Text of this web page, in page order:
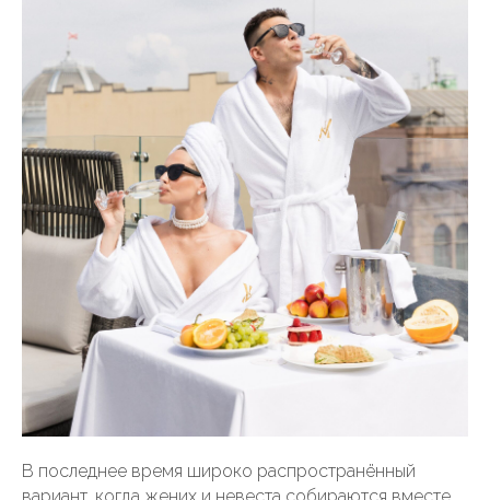
В последнее время широко распространённый